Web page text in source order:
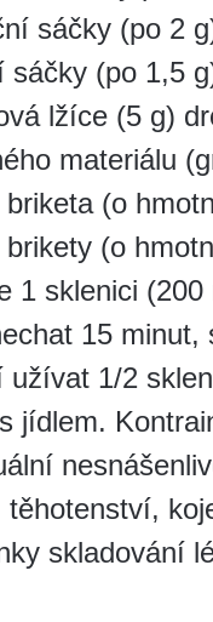
sáčky (po 2
sáčky (po 1,5
lžíce (5 g)
materiálu
briketa (o
brikety (o
1 sklenici
15 minut,
užívat 1/2
jídlem.
těhotenství,
skladování